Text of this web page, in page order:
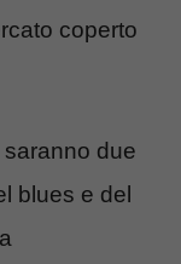
coperto
due
blues e del